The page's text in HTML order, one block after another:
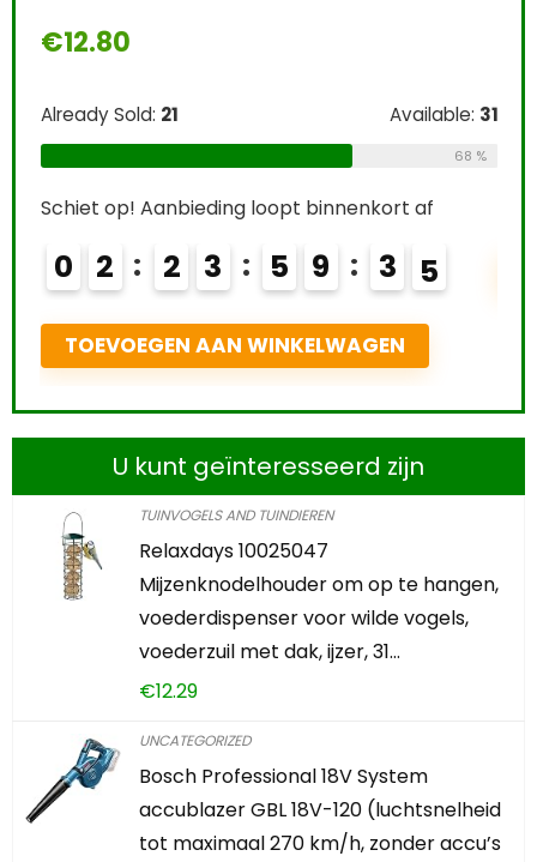
€12.80
Already Sold: 21 Available: 31
68 %
Schiet op! Aanbieding loopt binnenkort af
0 2 2 3 5 9 3 3
4
TOEVOEGEN AAN WINKELWAGEN
U kunt geïnteresseerd zijn
TUINVOGELS AND TUINDIEREN
Relaxdays 10025047
Mijzenknodelhouder om op te hangen,
voederdispenser voor wilde vogels,
voederzuil met dak, ijzer, 31…
€12.29
UNCATEGORIZED
Bosch Professional 18V System
accublazer GBL 18V-120 (luchtsnelheid
tot maximaal 270 km/h, zonder accu’s